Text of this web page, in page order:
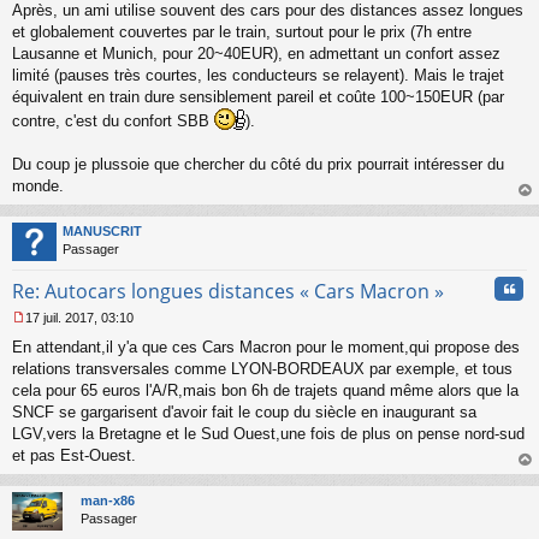
Après, un ami utilise souvent des cars pour des distances assez longues
et globalement couvertes par le train, surtout pour le prix (7h entre
Lausanne et Munich, pour 20~40EUR), en admettant un confort assez
limité (pauses très courtes, les conducteurs se relayent). Mais le trajet
équivalent en train dure sensiblement pareil et coûte 100~150EUR (par
contre, c'est du confort SBB
).
Du coup je plussoie que chercher du côté du prix pourrait intéresser du
monde.
au
MANUSCRIT
Passager
Re: Autocars longues distances « Cars Macron »
e
s
s
a
g
e
n
o
n
l
u
17 juil. 2017, 03:10
En attendant,il y'a que ces Cars Macron pour le moment,qui propose des
relations transversales comme LYON-BORDEAUX par exemple, et tous
cela pour 65 euros l'A/R,mais bon 6h de trajets quand même alors que la
SNCF se gargarisent d'avoir fait le coup du siècle en inaugurant sa
LGV,vers la Bretagne et le Sud Ouest,une fois de plus on pense nord-sud
et pas Est-Ouest.
au
man-x86
Passager